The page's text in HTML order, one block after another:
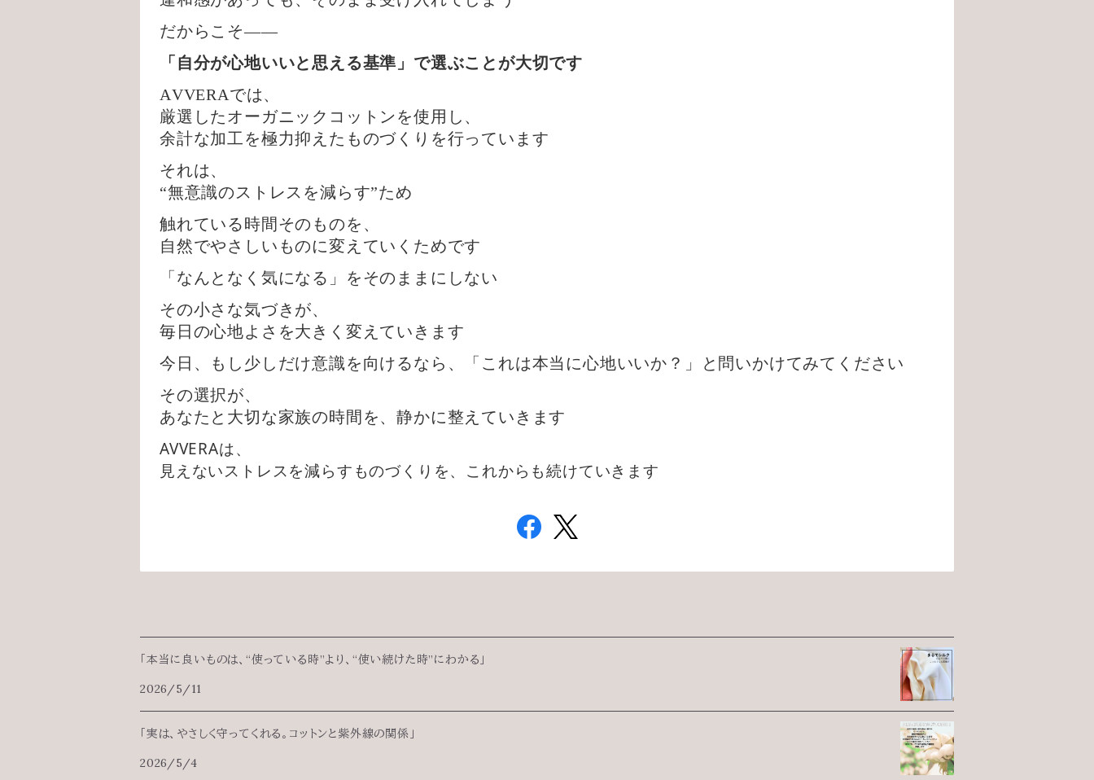
だからこそ——
「自分が心地いいと思える基準」で選ぶことが大切です
AVVERAでは、
厳選したオーガニックコットンを使用し、
余計な加工を極力抑えたものづくりを行っています
それは、
“無意識のストレスを減らす”ため
触れている時間そのものを、
自然でやさしいものに変えていくためです
「なんとなく気になる」をそのままにしない
その小さな気づきが、
毎日の心地よさを大きく変えていきます
今日、もし少しだけ意識を向けるなら、
「これは本当に心地いいか？」と問いかけてみてください
その選択が、
あなたと大切な家族の時間を、静かに整えていきます
AVVERAは、
見えないストレスを減らすものづくりを、これからも続けていきます
「本当に良いものは、“使っている時”より、“使い続けた時”にわかる」
2026/5/11
「実は、やさしく守ってくれる。コットンと紫外線の関係」
2026/5/4